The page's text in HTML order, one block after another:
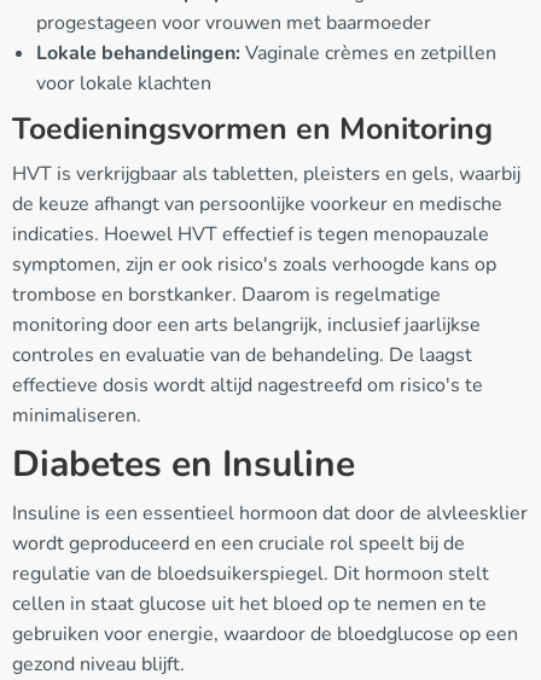
progestageen voor vrouwen met baarmoeder
Lokale behandelingen: Vaginale crèmes en zetpillen
voor lokale klachten
Toedieningsvormen en Monitoring
HVT is verkrijgbaar als tabletten, pleisters en gels, waarbij
de keuze afhangt van persoonlijke voorkeur en medische
indicaties. Hoewel HVT effectief is tegen menopauzale
symptomen, zijn er ook risico's zoals verhoogde kans op
trombose en borstkanker. Daarom is regelmatige
monitoring door een arts belangrijk, inclusief jaarlijkse
controles en evaluatie van de behandeling. De laagst
effectieve dosis wordt altijd nagestreefd om risico's te
minimaliseren.
Diabetes en Insuline
Insuline is een essentieel hormoon dat door de alvleesklier
wordt geproduceerd en een cruciale rol speelt bij de
regulatie van de bloedsuikerspiegel. Dit hormoon stelt
cellen in staat glucose uit het bloed op te nemen en te
gebruiken voor energie, waardoor de bloedglucose op een
gezond niveau blijft.